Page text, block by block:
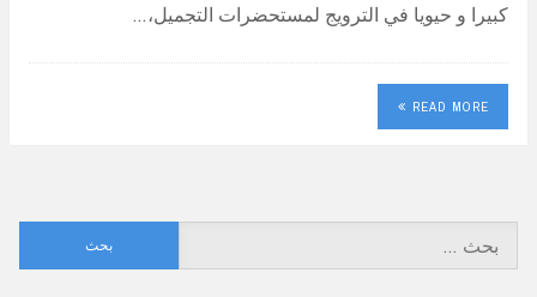
كبيرا و حيويا في الترويج لمستحضرات التجميل،…
READ MORE
عن: